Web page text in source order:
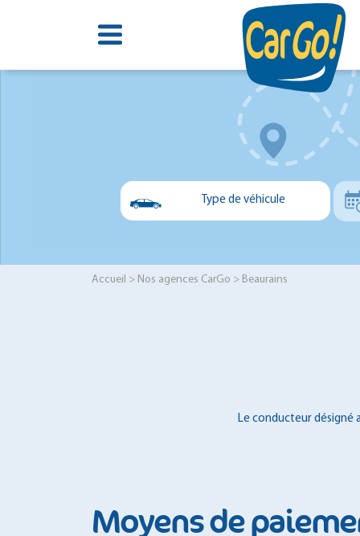
Type de véhicule
Accueil > Nos agences CarGo > Beaurains
Le conducteur désigné
Moyens de